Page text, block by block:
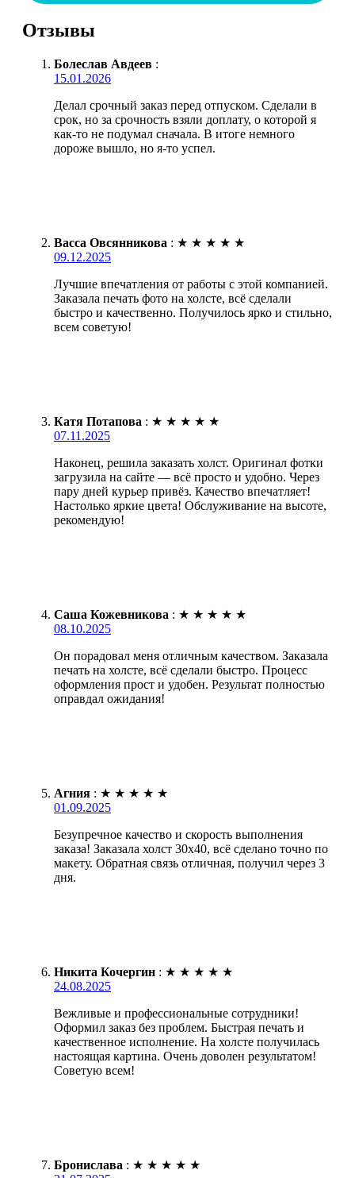
Отзывы
Болеслав Авдеев :
15.01.2026
Делал срочный заказ перед отпуском. Сделали в
срок, но за срочность взяли доплату, о которой я
как-то не подумал сначала. В итоге немного
дороже вышло, но я-то успел.
Васса Овсянникова : ★ ★ ★ ★ ★
09.12.2025
Лучшие впечатления от работы с этой компанией.
Заказала печать фото на холсте, всё сделали
быстро и качественно. Получилось ярко и стильно,
всем советую!
Катя Потапова : ★ ★ ★ ★ ★
07.11.2025
Наконец, решила заказать холст. Оригинал фотки
загрузила на сайте — всё просто и удобно. Через
пару дней курьер привёз. Качество впечатляет!
Настолько яркие цвета! Обслуживание на высоте,
рекомендую!
Саша Кожевникова : ★ ★ ★ ★ ★
08.10.2025
Он порадовал меня отличным качеством. Заказала
печать на холсте, всё сделали быстро. Процесс
оформления прост и удобен. Результат полностью
оправдал ожидания!
Агния : ★ ★ ★ ★ ★
01.09.2025
Безупречное качество и скорость выполнения
заказа! Заказала холст 30х40, всё сделано точно по
макету. Обратная связь отличная, получил через 3
дня.
Никита Кочергин : ★ ★ ★ ★ ★
24.08.2025
Вежливые и профессиональные сотрудники!
Оформил заказ без проблем. Быстрая печать и
качественное исполнение. На холсте получилась
настоящая картина. Очень доволен результатом!
Советую всем!
Бронислава : ★ ★ ★ ★ ★